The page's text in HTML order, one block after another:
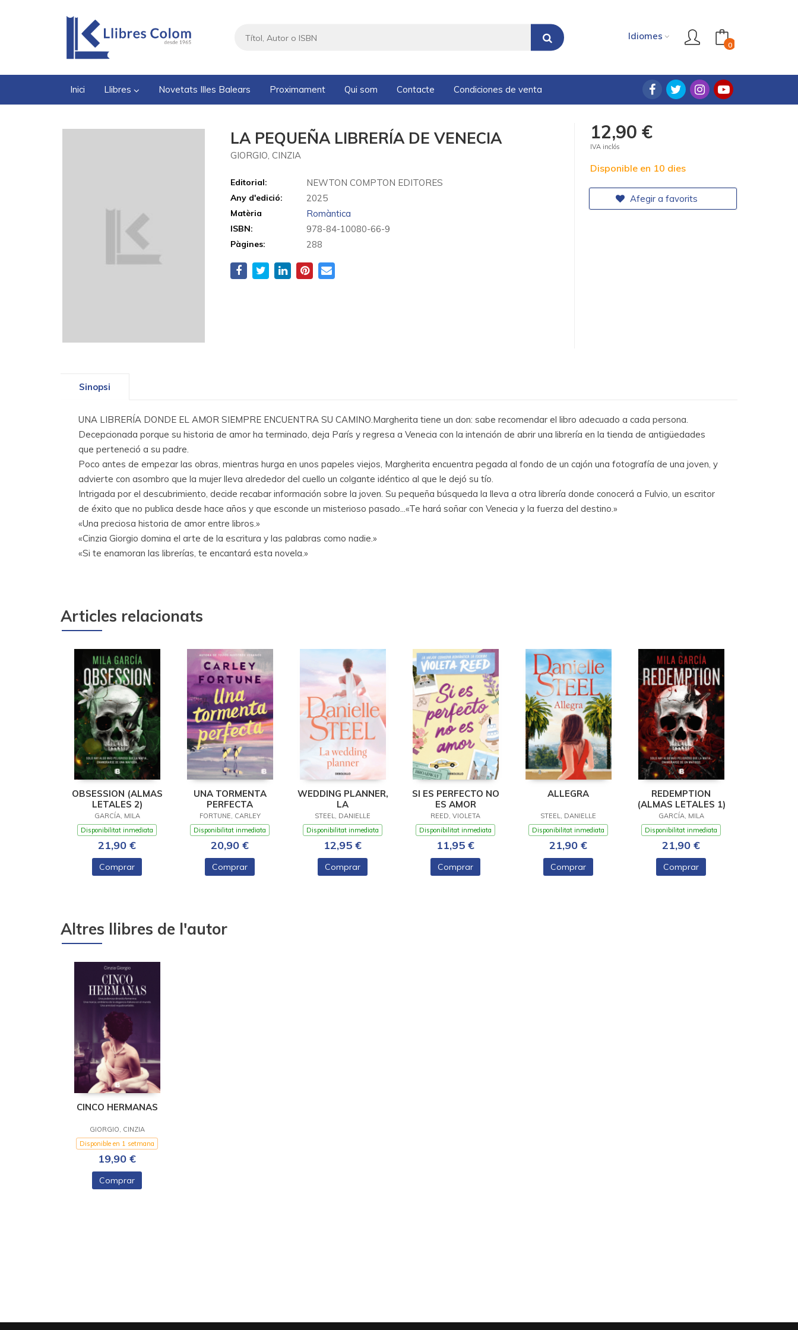
Idiomes
0
Inici Llibres Novetats Illes Balears Proximament Qui som Contacte Condiciones de venta
LA PEQUEÑA LIBRERÍA DE VENECIA
GIORGIO, CINZIA
Editorial: NEWTON COMPTON EDITORES
Any d'edició: 2025
Matèria Romàntica
ISBN: 978-84-10080-66-9
Pàgines: 288
12,90 €
IVA inclós
Disponible en 10 dies
Afegir a favorits
Sinopsi
UNA LIBRERÍA DONDE EL AMOR SIEMPRE ENCUENTRA SU CAMINO.Margherita tiene un don: sabe recomendar el libro adecuado a cada persona.
Decepcionada porque su historia de amor ha terminado, deja París y regresa a Venecia con la intención de abrir una librería en la tienda de antigüedades
que perteneció a su padre.
Poco antes de empezar las obras, mientras hurga en unos papeles viejos, Margherita encuentra pegada al fondo de un cajón una fotografía de una joven, y
advierte con asombro que la mujer lleva alrededor del cuello un colgante idéntico al que le dejó su tío.
Intrigada por el descubrimiento, decide recabar información sobre la joven. Su pequeña búsqueda la lleva a otra librería donde conocerá a Fulvio, un escritor
de éxito que no publica desde hace años y que esconde un misterioso pasado...«Te hará soñar con Venecia y la fuerza del destino.»
«Una preciosa historia de amor entre libros.»
«Cinzia Giorgio domina el arte de la escritura y las palabras como nadie.»
«Si te enamoran las librerías, te encantará esta novela.»
Articles relacionats
OBSESSION (ALMAS
LETALES 2)
GARCÍA, MILA
Disponibilitat inmediata
21,90 €
Comprar
UNA TORMENTA
PERFECTA
FORTUNE, CARLEY
Disponibilitat inmediata
20,90 €
Comprar
WEDDING PLANNER,
LA
STEEL, DANIELLE
Disponibilitat inmediata
12,95 €
Comprar
SI ES PERFECTO NO
ES AMOR
REED, VIOLETA
Disponibilitat inmediata
11,95 €
Comprar
ALLEGRA
STEEL, DANIELLE
Disponibilitat inmediata
21,90 €
Comprar
REDEMPTION
(ALMAS LETALES 1)
GARCÍA, MILA
Disponibilitat inmediata
21,90 €
Comprar
Altres llibres de l'autor
CINCO HERMANAS
GIORGIO, CINZIA
Disponible en 1 setmana
19,90 €
Comprar